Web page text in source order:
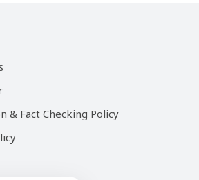
& Fact Checking Policy